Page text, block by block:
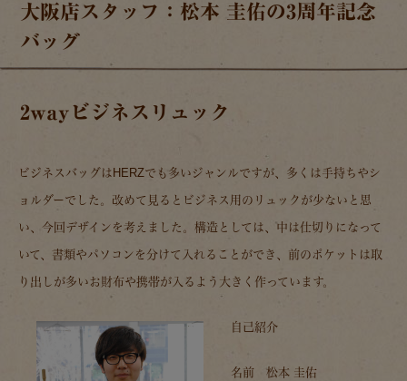
大阪店スタッフ：松本 圭佑の3周年記念
バッグ
2wayビジネスリュック
ビジネスバッグはHERZでも多いジャンルですが、多くは手持ちやシ
ョルダーでした。改めて見るとビジネス用のリュックが少ないと思
い、今回デザインを考えました。構造としては、中は仕切りになって
いて、書類やパソコンを分けて入れることができ、前のポケットは取
り出しが多いお財布や携帯が入るよう大きく作っています。
自己紹介
名前 松本 圭佑